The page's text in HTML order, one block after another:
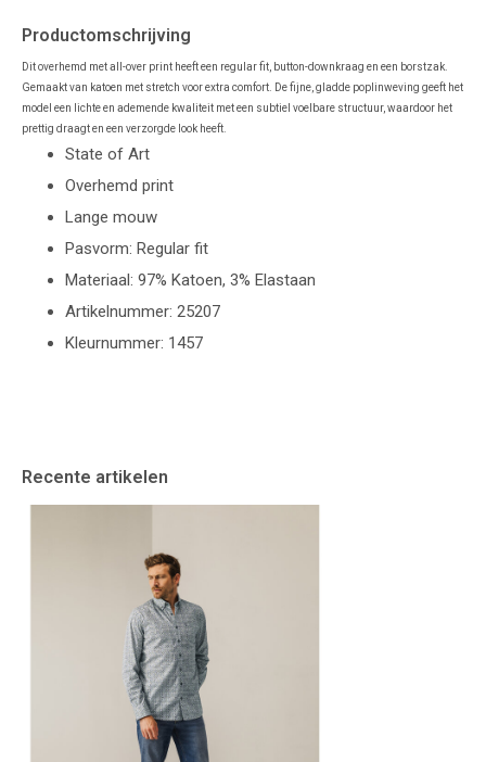
Productomschrijving
Dit overhemd met all-over print heeft een regular fit, button-downkraag en een borstzak.
Gemaakt van katoen met stretch voor extra comfort. De fijne, gladde poplinweving geeft het
model een lichte en ademende kwaliteit met een subtiel voelbare structuur, waardoor het
prettig draagt en een verzorgde look heeft.
State of Art
Overhemd print
Lange mouw
Pasvorm: Regular fit
Materiaal: 97% Katoen, 3% Elastaan
Artikelnummer: 25207
Kleurnummer: 1457
Recente artikelen